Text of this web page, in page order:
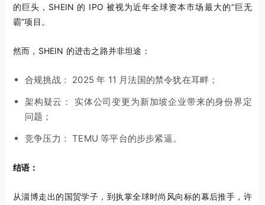
的巨头，SHEIN 的 IPO 被视为近年全球资本市场最大的“巨无
霸”项目。
然而，SHEIN 的进击之路并非坦途：
合规挑战： 2025 年 11 月法国的禁令犹在耳畔；
架构疑云： 实体公司变更为新加坡企业带来的身份界定
问题；
竞争压力： TEMU 等平台的步步紧逼。
结语：
从淄博走出的国贸学子，到执掌全球时尚风向标的幕后推手，许